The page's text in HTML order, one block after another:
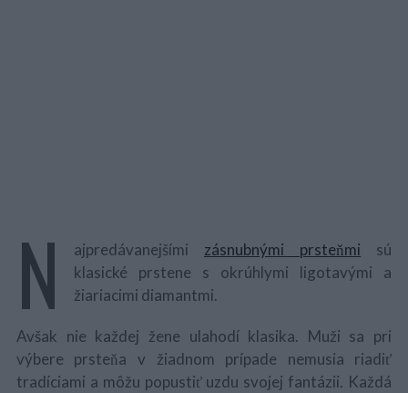
N ajpredávanejšími zásnubnými prsteňmi sú
klasické prstene s okrúhlymi ligotavými a
žiariacimi diamantmi.
Avšak nie každej žene ulahodí klasika. Muži sa pri
výbere prsteňa v žiadnom prípade nemusia riadiť
tradíciami a môžu popustiť uzdu svojej fantázii. Každá